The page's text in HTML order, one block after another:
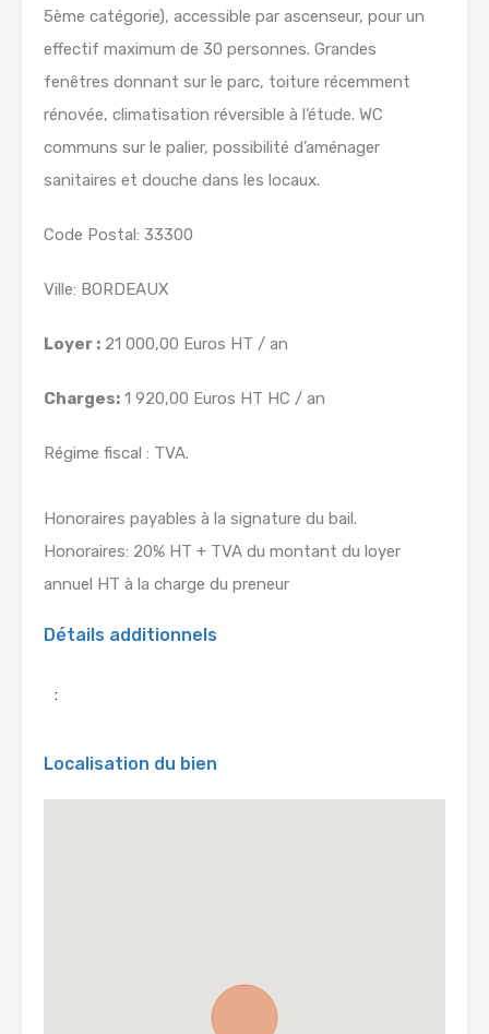
5ème catégorie), accessible par ascenseur, pour un
effectif maximum de 30 personnes. Grandes
fenêtres donnant sur le parc, toiture récemment
rénovée, climatisation réversible à l’étude. WC
communs sur le palier, possibilité d’aménager
sanitaires et douche dans les locaux.
Code Postal: 33300
Ville: BORDEAUX
Loyer : 21 000,00 Euros HT / an
Charges: 1 920,00 Euros HT HC / an
Régime fiscal : TVA.
Honoraires payables à la signature du bail.
Honoraires: 20% HT + TVA du montant du loyer
annuel HT à la charge du preneur
Détails additionnels
:
Localisation du bien